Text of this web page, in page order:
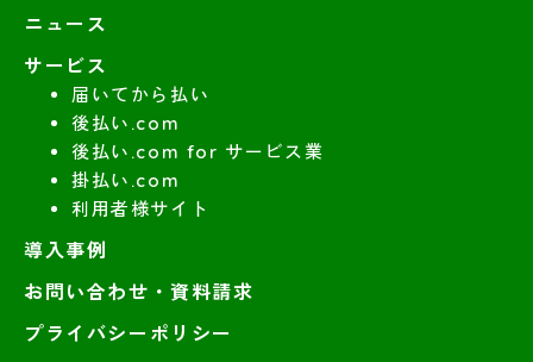
ニュース
サービス
届いてから払い
後払い.com
後払い.com for サービス業
掛払い.com
利用者様サイト
導入事例
お問い合わせ・資料請求
プライバシーポリシー